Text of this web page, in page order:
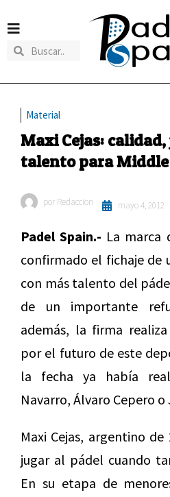
Material
Maxi Cejas:
talento para
por Redaccion mayo 4, 2012
Padel Spain.- La marca
confirmado el fichaje de
con más talento del
de un importante
además, la firma
por el futuro de este
la fecha ya había
Navarro, Álvaro Cepero
Maxi Cejas, argentino
jugar al pádel cuando
En su etapa de